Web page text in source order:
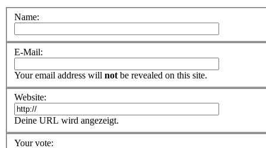
Name:
E-Mail:
Your email address will not be revealed on this site.
Website:
Deine URL wird angezeigt.
Your vote: